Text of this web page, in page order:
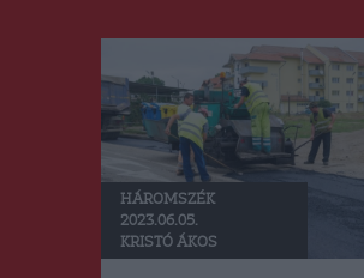
RO
HÁROMSZÉK
2023.06.05.
KRISTÓ ÁKOS